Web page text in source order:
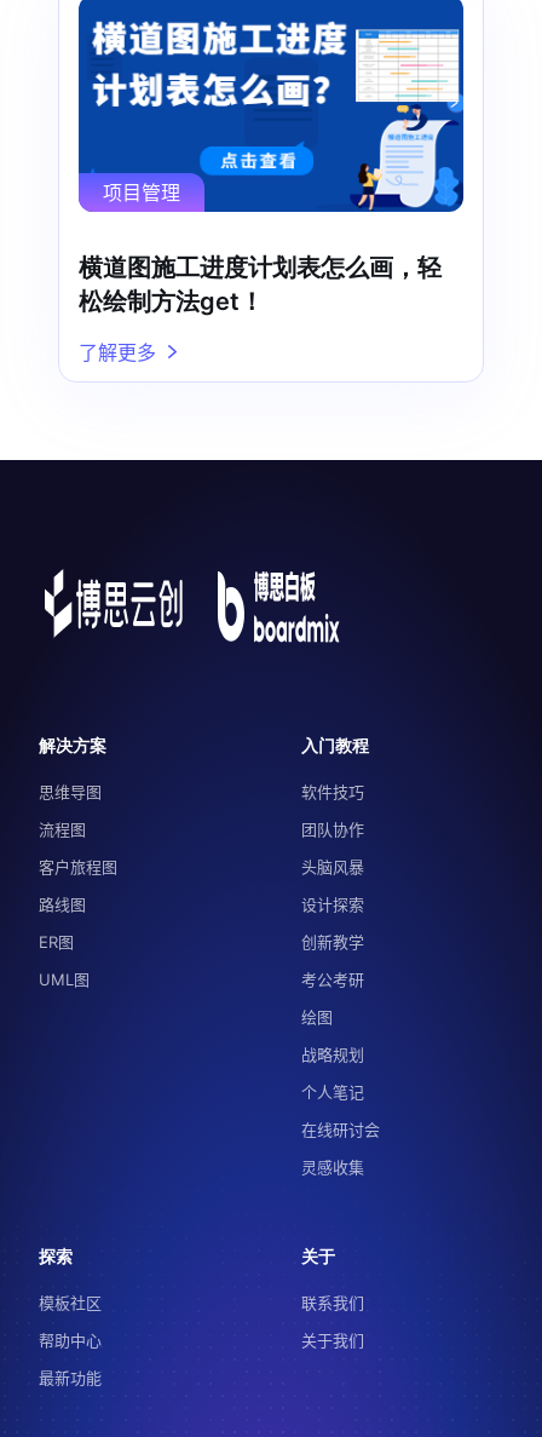
项目管理
横道图施工进度计划表怎么画，轻
松绘制方法get！
了解更多
解决方案
思维导图
流程图
客户旅程图
路线图
ER图
UML图
入门教程
软件技巧
团队协作
头脑风暴
设计探索
创新教学
考公考研
绘图
战略规划
个人笔记
在线研讨会
灵感收集
探索
模板社区
帮助中心
最新功能
关于
联系我们
关于我们